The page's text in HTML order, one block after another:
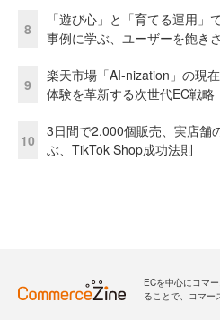
8
「遊び心」と「育てる運用
事例に学ぶ、ユーザーを飽き
9
楽天市場「AI-nization」の現
体験を革新する次世代EC戦略
10
3日間で2.000個販売、実店舗
ぶ、TikTok Shop成功法則
ECを中心にコマ
ることで、コマー